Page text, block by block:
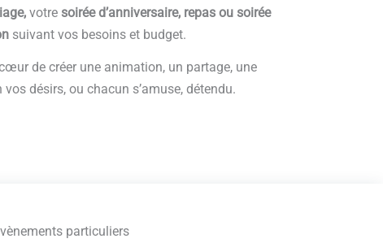
votre soirée d’anniversaire, repas ou soirée
suivant vos besoins et budget.
de créer une animation, un partage, une
désirs, ou chacun s’amuse, détendu.
particuliers